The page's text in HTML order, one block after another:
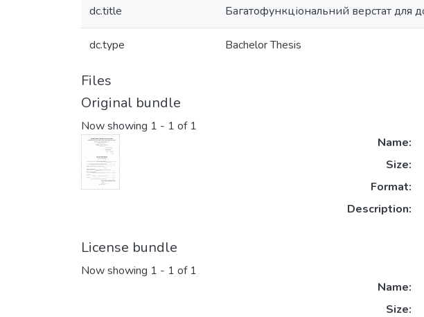
dc.title Багатофункціональний верстат для
dc.type Bachelor Thesis
Files
Original bundle
Now showing 1 - 1 of 1
Name:
Size:
Format:
Description:
License bundle
Now showing 1 - 1 of 1
Name:
Size: